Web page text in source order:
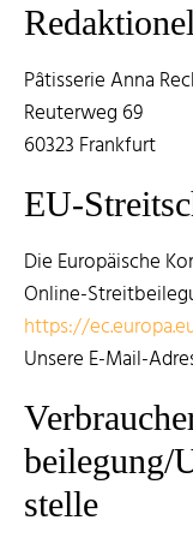
Pâtisserie Anna
Reuterweg 69
60323 Frankfurt
EU-
Die Europäische
Online-
https://
Unsere E-Mail-
beilegung/
stelle